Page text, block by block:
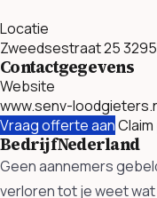
Locatie
Zweedsestraat 25
Contactgegevens
Website
www.senv-
Vraag offerte aan
BedrijfNederland
Geen aannemers
verloren tot je weet